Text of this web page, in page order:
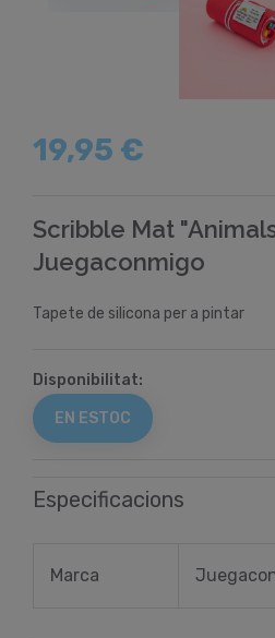
19,95 €
Scribble Mat
Juegaconmigo
Tapete de silicona per a pintar
Disponibilitat:
EN ESTOC
Especificacions
Marca